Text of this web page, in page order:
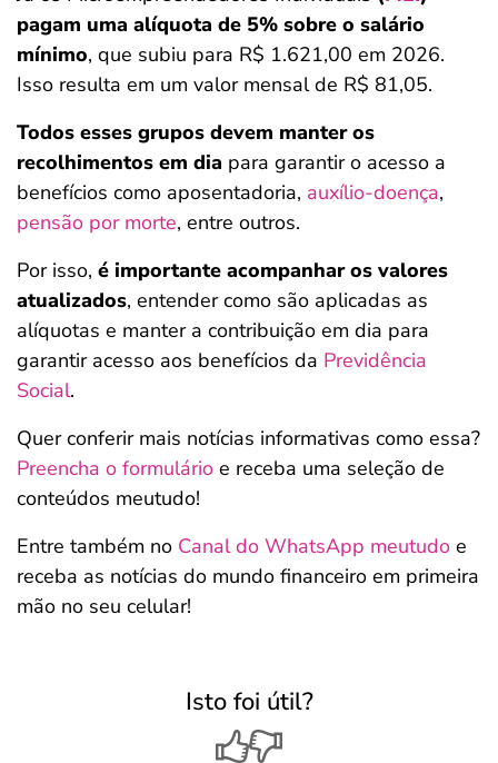
pagam uma alíquota de 5% sobre o salário
mínimo, que subiu para R$ 1.621,00 em 2026.
Isso resulta em um valor mensal de R$ 81,05.
Todos esses grupos devem manter os
recolhimentos em dia para garantir o acesso a
benefícios como aposentadoria, auxílio-doença,
pensão por morte, entre outros.
Por isso, é importante acompanhar os valores
atualizados, entender como são aplicadas as
alíquotas e manter a contribuição em dia para
garantir acesso aos benefícios da Previdência
Social.
Quer conferir mais notícias informativas como essa?
Preencha o formulário e receba uma seleção de
conteúdos meutudo!
Entre também no Canal do WhatsApp meutudo e
receba as notícias do mundo financeiro em primeira
mão no seu celular!
Isto foi útil?